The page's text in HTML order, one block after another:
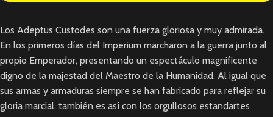
Los Adeptus Custodes son una fuerza gloriosa y muy admirada.
En los primeros días del Imperium marcharon a la guerra junto al
propio Emperador, presentando un espectáculo magnificente
digno de la majestad del Maestro de la Humanidad. Al igual que
sus armas y armaduras siempre se han fabricado para reflejar su
gloria marcial, también es así con los orgullosos estandartes